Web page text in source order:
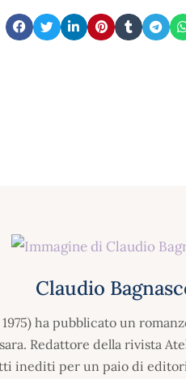
Claudio
1975) ha pubblicato un
Redattore della rivista
inediti per un paio di